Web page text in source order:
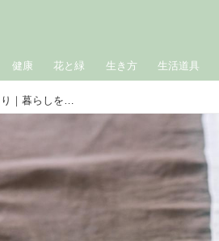
健康 花と緑 生き方 生活道具
料理家・瀬戸口しおりさんの「麻風呂敷」づくり｜暮らしを彩る小さな手づくり